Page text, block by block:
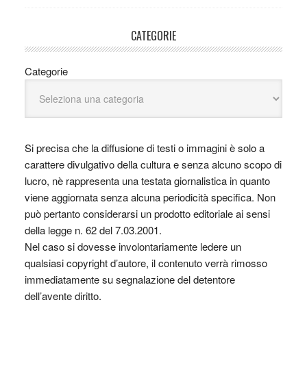
CATEGORIE
Categorie
Si precisa che la diffusione di testi o immagini è solo a
carattere divulgativo della cultura e senza alcuno scopo di
lucro, nè rappresenta una testata giornalistica in quanto
viene aggiornata senza alcuna periodicità specifica. Non
può pertanto considerarsi un prodotto editoriale ai sensi
della legge n. 62 del 7.03.2001.
Nel caso si dovesse involontariamente ledere un
qualsiasi copyright d’autore, il contenuto verrà rimosso
immediatamente su segnalazione del detentore
dell’avente diritto.